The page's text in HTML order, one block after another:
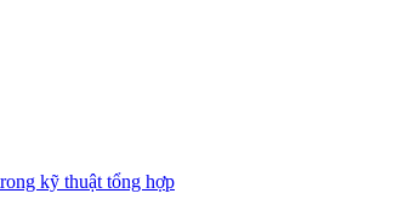
kỹ thuật tổng hợp